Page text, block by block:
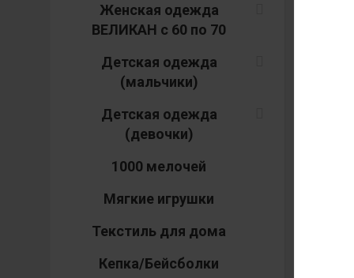
Женская одежда
ВЕЛИКАН с 60 по 70
Детская одежда
(мальчики)
Детская одежда
(девочки)
1000 мелочей
Мягкие игрушки
Текстиль для дома
Кепка/Бейсболки